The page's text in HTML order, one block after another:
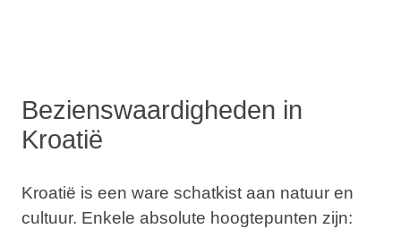
Bezienswaardigheden in
Kroatië
Kroatië is een ware schatkist aan natuur en
cultuur. Enkele absolute hoogtepunten zijn: